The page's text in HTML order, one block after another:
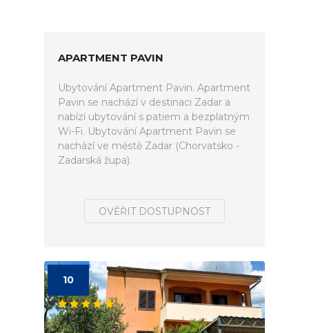
APARTMENT PAVIN
Ubytování Apartment Pavin. Apartment
Pavin se nachází v destinaci Zadar a
nabízí ubytování s patiem a bezplatným
Wi-Fi. Ubytování Apartment Pavin se
nachází ve městě Zadar (Chorvatsko -
Zadarská župa).
OVĚŘIT DOSTUPNOST
10